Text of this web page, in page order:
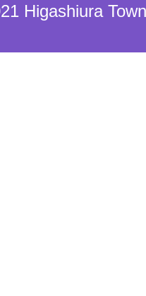
Higashiura